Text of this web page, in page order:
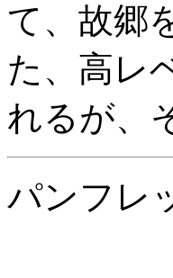
て、故郷
た、高レ
れるが、
パンフレ